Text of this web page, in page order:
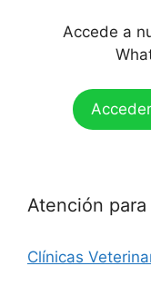
Accede a
Atención
Clínicas